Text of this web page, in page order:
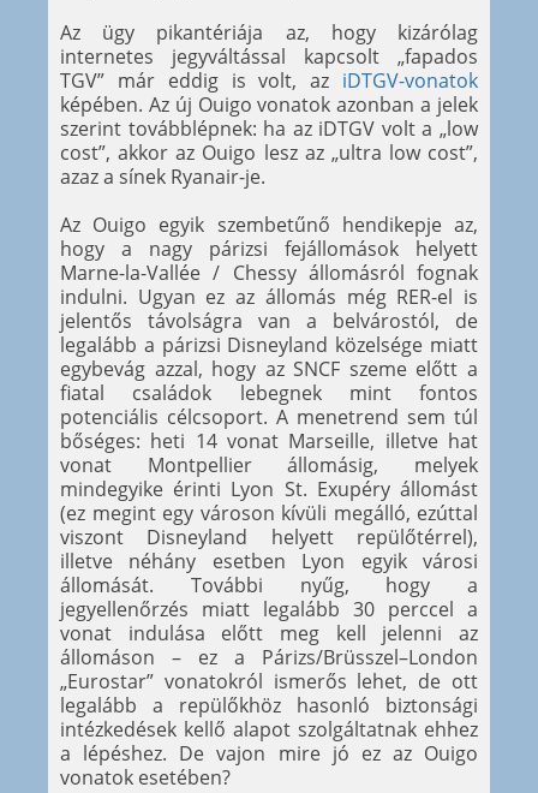
Az ügy pikantériája az, hogy kizárólag
internetes jegyváltással kapcsolt „fapados
TGV” már eddig is volt, az iDTGV-vonatok
képében. Az új Ouigo vonatok azonban a jelek
szerint továbblépnek: ha az iDTGV volt a „low
cost”, akkor az Ouigo lesz az „ultra low cost”,
azaz a sínek Ryanair-je.
Az Ouigo egyik szembetűnő hendikepje az,
hogy a nagy párizsi fejállomások helyett
Marne-la-Vallée / Chessy állomásról fognak
indulni. Ugyan ez az állomás még RER-el is
jelentős távolságra van a belvárostól, de
legalább a párizsi Disneyland közelsége miatt
egybevág azzal, hogy az SNCF szeme előtt a
fiatal családok lebegnek mint fontos
potenciális célcsoport. A menetrend sem túl
bőséges: heti 14 vonat Marseille, illetve hat
vonat Montpellier állomásig, melyek
mindegyike érinti Lyon St. Exupéry állomást
(ez megint egy városon kívüli megálló, ezúttal
viszont Disneyland helyett repülőtérrel),
illetve néhány esetben Lyon egyik városi
állomását. További nyűg, hogy a
jegyellenőrzés miatt legalább 30 perccel a
vonat indulása előtt meg kell jelenni az
állomáson – ez a Párizs/Brüsszel–London
„Eurostar” vonatokról ismerős lehet, de ott
legalább a repülőkhöz hasonló biztonsági
intézkedések kellő alapot szolgáltatnak ehhez
a lépéshez. De vajon mire jó ez az Ouigo
vonatok esetében?